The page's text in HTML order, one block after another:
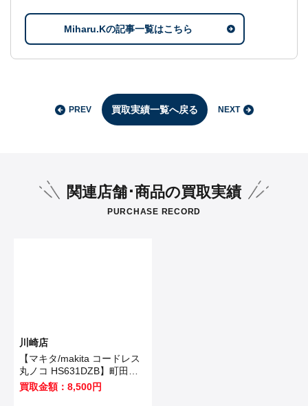
Miharu.Kの記事一覧はこちら
PREV 買取実績一覧へ戻る NEXT
関連店舗･商品の買取実績
PURCHASE RECORD
川崎店
【マキタ/makita コードレス
丸ノコ HS631DZB】町田市
のお客様から買取いたしまし
買取金額：8,500円